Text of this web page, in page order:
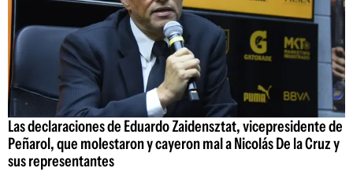
Las declaraciones de Eduardo Zaidensztat, vicepresidente de
Peñarol, que molestaron y cayeron mal a Nicolás De la Cruz y
sus representantes